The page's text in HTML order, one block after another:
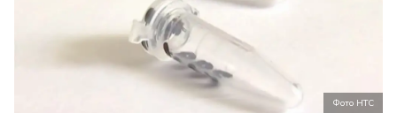
Фото НТС